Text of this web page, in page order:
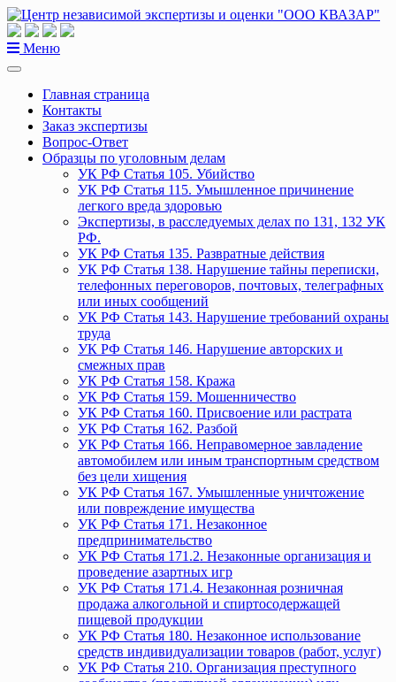
Перейти
к
содержанию
Меню
Главная страница
Контакты
Заказ экспертизы
Вопрос-Ответ
Образцы по уголовным делам
УК РФ Статья 105. Убийство
УК РФ Статья 115. Умышленное причинение
легкого вреда здоровью
Экспертизы, в расследуемых делах по 131, 132 УК
РФ.
УК РФ Статья 135. Развратные действия
УК РФ Статья 138. Нарушение тайны переписки,
телефонных переговоров, почтовых, телеграфных
или иных сообщений
УК РФ Статья 143. Нарушение требований охраны
труда
УК РФ Статья 146. Нарушение авторских и
смежных прав
УК РФ Статья 158. Кража
УК РФ Статья 159. Мошенничество
УК РФ Статья 160. Присвоение или растрата
УК РФ Статья 162. Разбой
УК РФ Статья 166. Неправомерное завладение
автомобилем или иным транспортным средством
без цели хищения
УК РФ Статья 167. Умышленные уничтожение
или повреждение имущества
УК РФ Статья 171. Незаконное
предпринимательство
УК РФ Статья 171.2. Незаконные организация и
проведение азартных игр
УК РФ Статья 171.4. Незаконная розничная
продажа алкогольной и спиртосодержащей
пищевой продукции
УК РФ Статья 180. Незаконное использование
средств индивидуализации товаров (работ, услуг)
УК РФ Статья 210. Организация преступного